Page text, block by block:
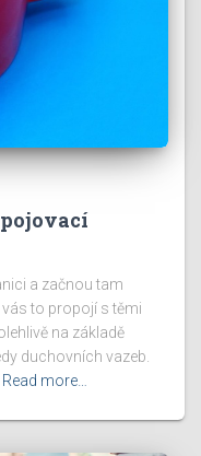
a začnou tam
to propojí s těmi
na základě
duchovních vazeb.
Read more…